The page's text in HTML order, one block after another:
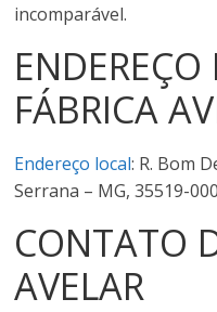
incomparável.
FÁBRICA
Endereço local: R. Bom
Serrana – MG, 35519-000
CONTATO
AVELAR